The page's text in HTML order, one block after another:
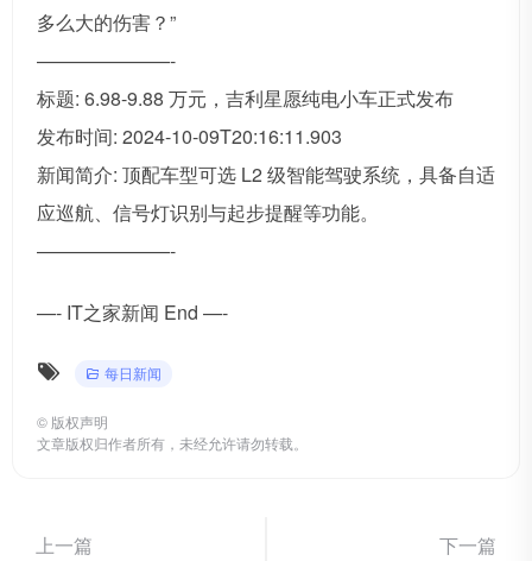
多么大的伤害？”
———————-
标题: 6.98-9.88 万元，吉利星愿纯电小车正式发布
发布时间: 2024-10-09T20:16:11.903
新闻简介: 顶配车型可选 L2 级智能驾驶系统，具备自适
应巡航、信号灯识别与起步提醒等功能。
———————-
—- IT之家新闻 End —-
每日新闻
© 版权声明
文章版权归作者所有，未经允许请勿转载。
上一篇 下一篇